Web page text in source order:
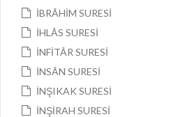
İBRÂHİM SURESİ
İHLÂS SURESİ
İNFİTÂR SURESİ
İNSÂN SURESİ
İNŞIKAK SURESİ
İNŞİRAH SURESİ